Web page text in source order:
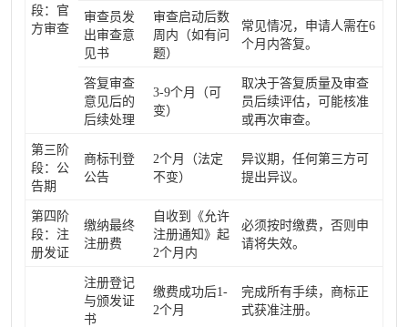
段：官
方审查
审查员发
出审查意
见书
审查启动后数
周内（如有问
题）
常见情况，申请人需在6
个月内答复。
答复审查
意见后的
后续处理
3-9个月（可
变）
取决于答复质量及审查
员后续评估，可能核准
或再次审查。
第三阶
段：公
告期
商标刊登
公告
2个月（法定
不变）
异议期，任何第三方可
提出异议。
第四阶
段：注
册发证
缴纳最终
注册费
自收到《允许
注册通知》起
2个月内
必须按时缴费，否则申
请将失效。
注册登记
与颁发证
书
缴费成功后1-
2个月
完成所有手续，商标正
式获准注册。